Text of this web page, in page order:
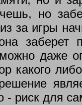
но
за игры
заберет
даже
какого
- риск для